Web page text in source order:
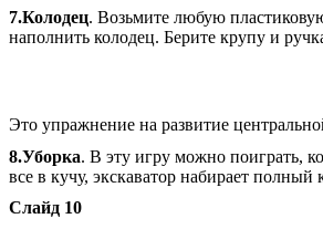
7.Колодец. Возьмите любую
наполнить колодец. Берите крупу и
Это упражнение на развитие
8.Уборка. В эту игру можно поиграть,
все в кучу, экскаватор набирает
Слайд 10